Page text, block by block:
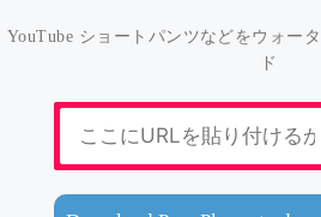
YouTube ショートパンツなどをウォー
ド